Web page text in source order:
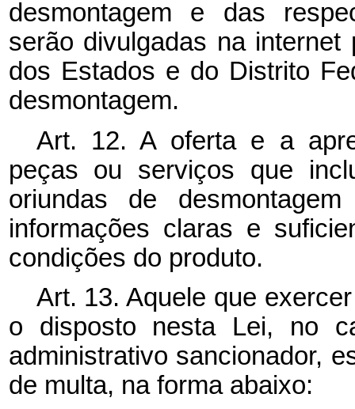
desmontagem e das
serão divulgadas na
dos Estados e do Distrito
desmontagem.
Art. 12. A oferta e a
peças ou serviços que
oriundas de
informações claras e
condições do produto.
Art. 13. Aquele que
o disposto nesta Lei, no
administrativo sancionador,
de multa, na forma abaixo: